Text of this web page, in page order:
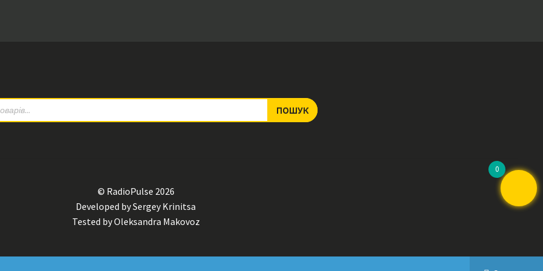
ПОШУК
© RadioPulse 2026
Developed by Sergey Krinitsa
Tested by Oleksandra Makovoz
0